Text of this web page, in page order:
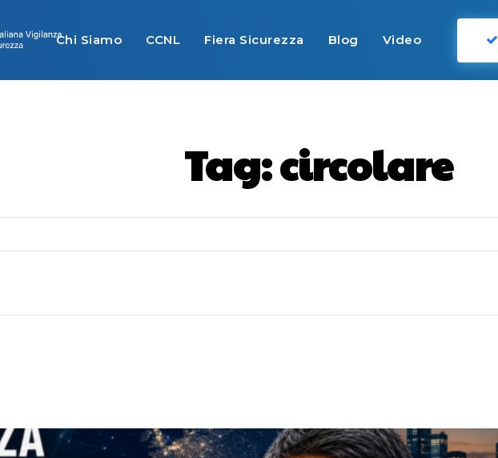
Chi Siamo CCNL Fiera Sicurezza Blog Video
Tag:circolare